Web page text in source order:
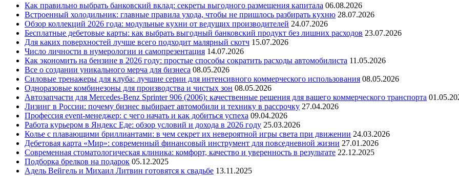
Как правильно выбрать банковский вклад: секреты выгодного размещения капитала 06.08.2026
Встроенный холодильник: главные правила ухода, чтобы не пришлось разбирать кухню 28.07.2026
Обзор коллекций 2026 года: модульные кухни от ведущих производителей 24.07.2026
Бесплатные дебетовые карты: как выбрать выгодный банковский продукт без лишних расходов 23.07.2026
Для каких поверхностей лучше всего подходит малярный скотч 15.07.2026
Число личности в нумерологии и самопрезентация 14.07.2026
Как экономить на бензине в 2026 году: простые способы сократить расходы автомобилиста 11.05.2026
Все о создании уникального мерча для бизнеса 08.05.2026
Силовые тренажеры для клуба: лучшие серии для интенсивного коммерческого использования 08.05.2026
Одноразовые комбинезоны для производства и чистых зон 08.05.2026
Автозапчасти для Mercedes-Benz Sprinter 906 (2006): качественные решения для вашего коммерческого транспорта
Лизинг в России: почему бизнес выбирает автомобили и технику в рассрочку 27.04.2026
Профессия event-менеджер: с чего начать и как добиться успеха 09.04.2026
Работа курьером в Яндекс Еде: обзор условий и дохода в 2026 году 25.03.2026
Колье с плавающими бриллиантами: в чем секрет их невероятной игры света при движении 24.03.2026
Дебетовая карта «Мир»: современный финансовый инструмент для повседневной жизни 27.01.2026
Современная стоматологическая клиника: комфорт, качество и уверенность в результате 22.12.2025
Подборка брелков на подарок 05.12.2025
Адель Вейгель и Михаил Литвин готовятся к свадьбе 13.11.2025